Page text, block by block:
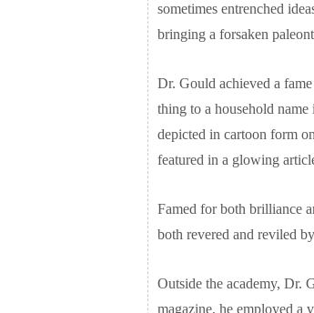
sometimes entrenched
bringing a forsaken
Dr. Gould achieved a
thing to a household
depicted in cartoon form
featured in a glowing
Famed for both brilliance
both revered and reviled
Outside the academy, Dr.
magazine, he employed a